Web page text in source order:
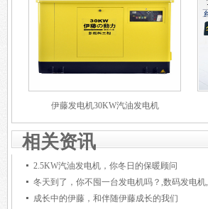
伊藤发电机30KW汽油发电机
相关资讯
2.5KW汽油发电机，你冬日的保暖顾问
冬天到了，你不囤一台发电机吗？,数码发电机,
成长中的伊藤，和伴随伊藤成长的我们